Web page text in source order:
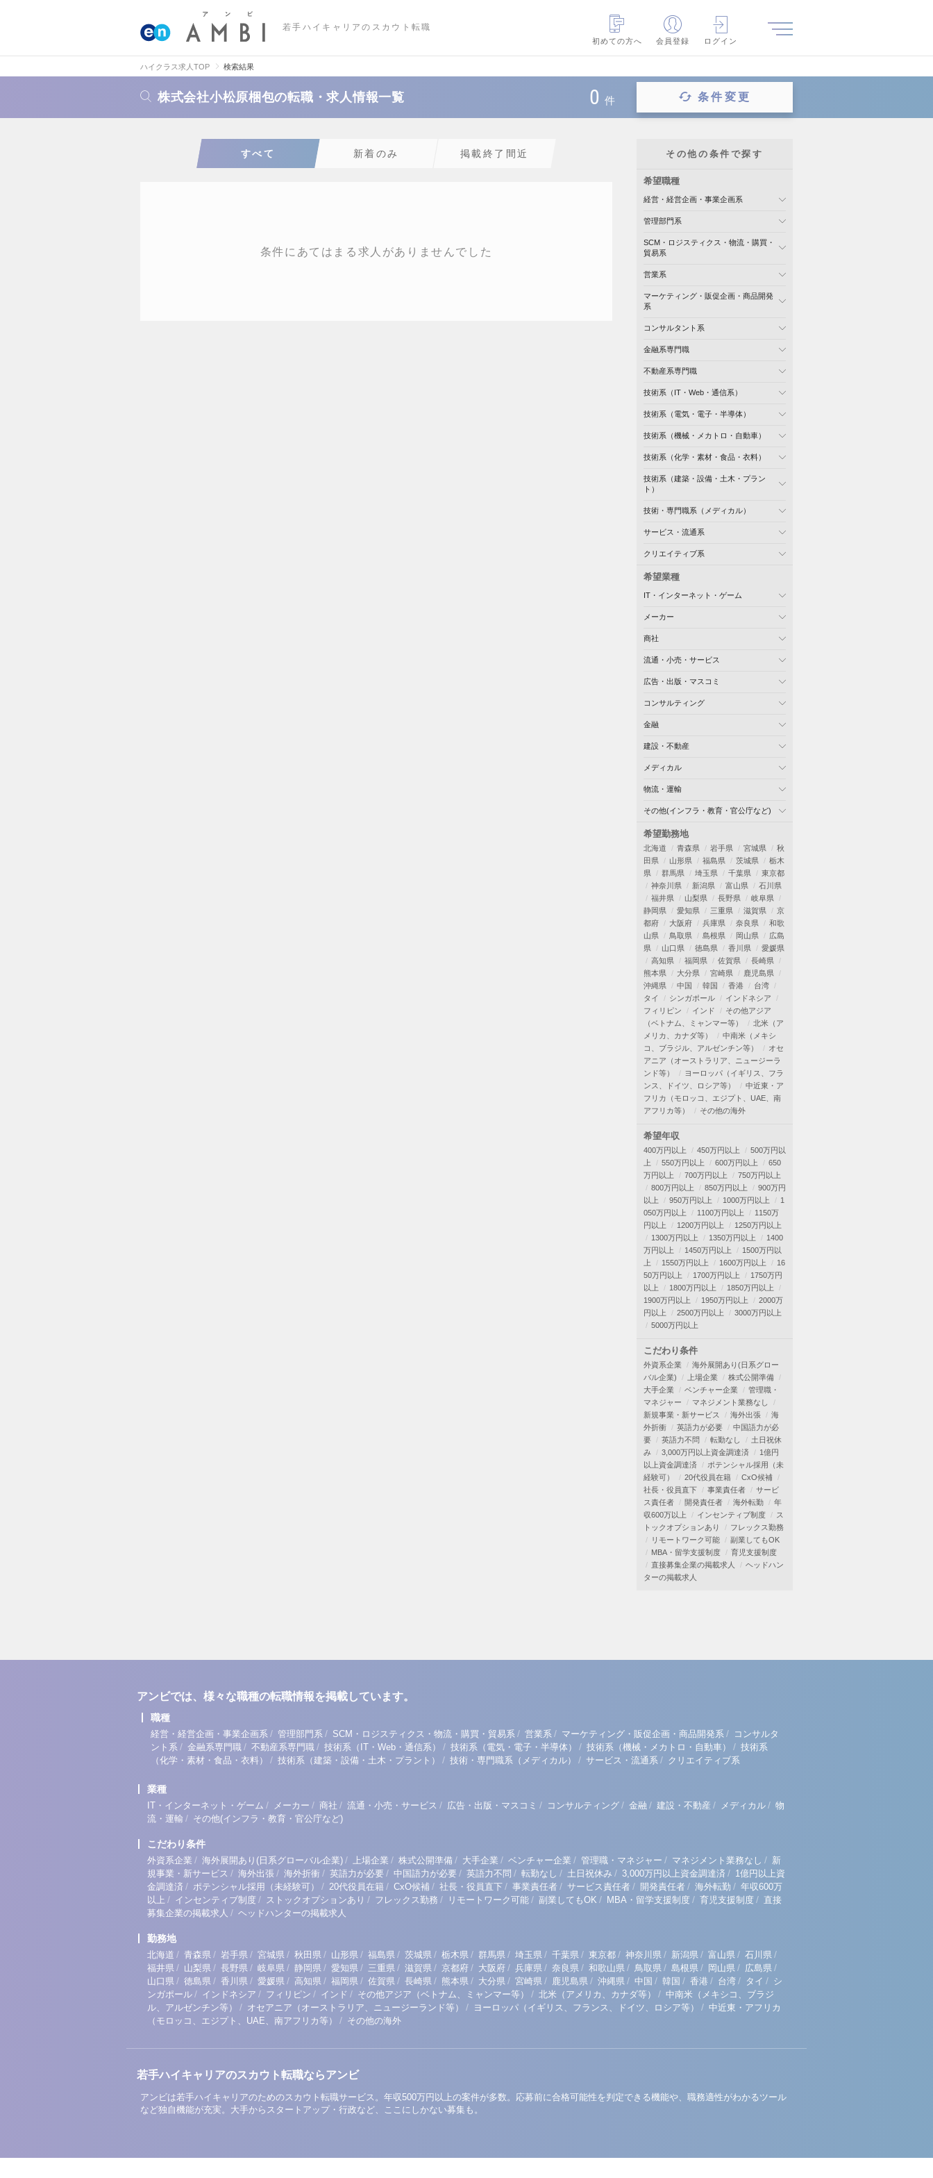
若手ハイキャリアのスカウト転職
初めての方へ
会員登録 ログイン
ハイクラス求人TOP 検索結果
株式会社小松原梱包の転職・求人情報一覧 0 件 条件変更
すべて 新着のみ 掲載終了間近
条件にあてはまる求人がありませんでした
その他の条件で探す
希望職種
経営・経営企画・事業企画系
管理部門系
SCM・ロジスティクス・物流・購買・
貿易系
営業系
マーケティング・販促企画・商品開発
系
コンサルタント系
金融系専門職
不動産系専門職
技術系（IT・Web・通信系）
技術系（電気・電子・半導体）
技術系（機械・メカトロ・自動車）
技術系（化学・素材・食品・衣料）
技術系（建築・設備・土木・プラン
ト）
技術・専門職系（メディカル）
サービス・流通系
クリエイティブ系
希望業種
IT・インターネット・ゲーム
メーカー
商社
流通・小売・サービス
広告・出版・マスコミ
コンサルティング
金融
建設・不動産
メディカル
物流・運輸
その他(インフラ・教育・官公庁など)
希望勤務地
北海道 青森県 岩手県 宮城県
秋
田県
山形県 福島県 茨城県
栃木
県
群馬県 埼玉県 千葉県
東京都
神奈川県
新潟県 富山県
石川県
福井県
山梨県 長野県
岐阜県
静岡県
愛知県 三重県 滋賀県
京
都府
大阪府 兵庫県 奈良県
和歌
山県
鳥取県 島根県 岡山県
広島
県
山口県 徳島県 香川県
愛媛県
高知県
福岡県 佐賀県
長崎県
熊本県
大分県 宮崎県
鹿児島県
沖縄県
中国 韓国 香港
台湾
タイ
シンガポール
インドネシア
フィリピン
インド
その他アジア
（ベトナム、ミャンマー等）
北米（ア
メリカ、カナダ等）
中南米（メキシ
コ、ブラジル、アルゼンチン等）
オセ
アニア（オーストラリア、ニュージーラ
ンド等）
ヨーロッパ（イギリス、フラ
ンス、ドイツ、ロシア等）
中近東・ア
フリカ（モロッコ、エジプト、UAE、南
アフリカ等）
その他の海外
希望年収
400万円以上 450万円以上
500万円以
上
550万円以上 600万円以上
650
万円以上
700万円以上
750万円以上
800万円以上
850万円以上
900万円
以上
950万円以上 1000万円以上
1
050万円以上
1100万円以上
1150万
円以上
1200万円以上
1250万円以上
1300万円以上
1350万円以上
1400
万円以上
1450万円以上
1500万円以
上
1550万円以上 1600万円以上
16
50万円以上
1700万円以上
1750万円
以上
1800万円以上
1850万円以上
1900万円以上
1950万円以上
2000万
円以上
2500万円以上
3000万円以上
5000万円以上
こだわり条件
外資系企業
海外展開あり(日系グロー
バル企業)
上場企業
株式公開準備
大手企業
ベンチャー企業
管理職・
マネジャー
マネジメント業務なし
新規事業・新サービス
海外出張
海
外折衝
英語力が必要
中国語力が必
要
英語力不問 転勤なし
土日祝休
み
3,000万円以上資金調達済
1億円
以上資金調達済
ポテンシャル採用（未
経験可）
20代役員在籍
CxO候補
社長・役員直下
事業責任者
サービ
ス責任者
開発責任者 海外転勤
年
収600万以上
インセンティブ制度
ス
トックオプションあり
フレックス勤務
リモートワーク可能
副業してもOK
MBA・留学支援制度
育児支援制度
直接募集企業の掲載求人
ヘッドハン
ターの掲載求人
アンビでは、様々な職種の転職情報を掲載しています。
職種
経営・経営企画・事業企画系 / 管理部門系 / SCM・ロジスティクス・物流・購買・貿易系 / 営業系 / マーケティング・販促企画・商品開発系 / コンサルタ
ント系 / 金融系専門職 / 不動産系専門職 / 技術系（IT・Web・通信系） / 技術系（電気・電子・半導体） / 技術系（機械・メカトロ・自動車） / 技術系
（化学・素材・食品・衣料）
/ 技術系（建築・設備・土木・プラント） / 技術・専門職系（メディカル） / サービス・流通系 / クリエイティブ系
業種
IT・インターネット・ゲーム / メーカー / 商社 / 流通・小売・サービス / 広告・出版・マスコミ / コンサルティング / 金融 / 建設・不動産 / メディカル / 物
流・運輸 / その他(インフラ・教育・官公庁など)
こだわり条件
外資系企業 / 海外展開あり(日系グローバル企業) / 上場企業 / 株式公開準備 / 大手企業 / ベンチャー企業 / 管理職・マネジャー / マネジメント業務なし / 新
規事業・新サービス / 海外出張 / 海外折衝 / 英語力が必要 / 中国語力が必要 / 英語力不問 / 転勤なし / 土日祝休み / 3,000万円以上資金調達済 / 1億円以上資
金調達済 / ポテンシャル採用（未経験可） / 20代役員在籍 / CxO候補 / 社長・役員直下 / 事業責任者 / サービス責任者 / 開発責任者 / 海外転勤 / 年収600万
以上 / インセンティブ制度 / ストックオプションあり / フレックス勤務 / リモートワーク可能 / 副業してもOK / MBA・留学支援制度 / 育児支援制度 / 直接
募集企業の掲載求人 / ヘッドハンターの掲載求人
勤務地
北海道 / 青森県 / 岩手県 / 宮城県 / 秋田県 / 山形県 / 福島県 / 茨城県 / 栃木県 / 群馬県 / 埼玉県 / 千葉県 / 東京都 / 神奈川県 / 新潟県 / 富山県 / 石川県 /
福井県 / 山梨県 / 長野県 / 岐阜県 / 静岡県 / 愛知県 / 三重県 / 滋賀県 / 京都府 / 大阪府 / 兵庫県 / 奈良県 / 和歌山県 / 鳥取県 / 島根県 / 岡山県 / 広島県 /
山口県 / 徳島県 / 香川県 / 愛媛県 / 高知県 / 福岡県 / 佐賀県 / 長崎県 / 熊本県 / 大分県 / 宮崎県 / 鹿児島県 / 沖縄県 / 中国 / 韓国 / 香港 / 台湾 / タイ / シ
ンガポール / インドネシア / フィリピン / インド / その他アジア（ベトナム、ミャンマー等） / 北米（アメリカ、カナダ等） / 中南米（メキシコ、ブラジ
ル、アルゼンチン等）
/ オセアニア（オーストラリア、ニュージーランド等） / ヨーロッパ（イギリス、フランス、ドイツ、ロシア等） / 中近東・アフリカ
（モロッコ、エジプト、UAE、南アフリカ等）
/ その他の海外
若手ハイキャリアのスカウト転職ならアンビ
アンビは若手ハイキャリアのためのスカウト転職サービス。年収500万円以上の案件が多数。応募前に合格可能性を判定できる機能や、職務適性がわかるツール
など独自機能が充実。大手からスタートアップ・行政など、ここにしかない募集も。